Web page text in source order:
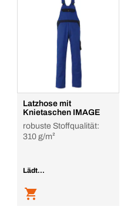
Latzhose mit
Knietaschen IMAGE
robuste Stoffqualität:
310 g/m²
Lädt...